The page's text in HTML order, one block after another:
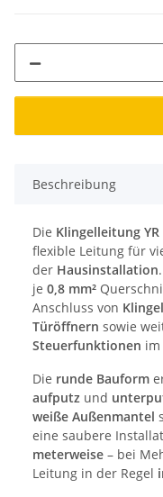
Beschreibung
Die Klingelleitung YR
flexible Leitung für
der Hausinstallation
je 0,8 mm²
Anschluss von
Türöffnern sowie
Steuerfunktionen
Die runde Bauform
aufputz und
weiße Außenmantel
eine saubere
meterweise – bei
Leitung in der Regel